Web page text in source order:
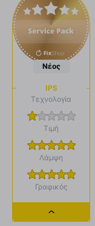
Νέος
IPS
Τεχνολογία
Τιμή
Λάμψη
Γραφικός
Dropdown